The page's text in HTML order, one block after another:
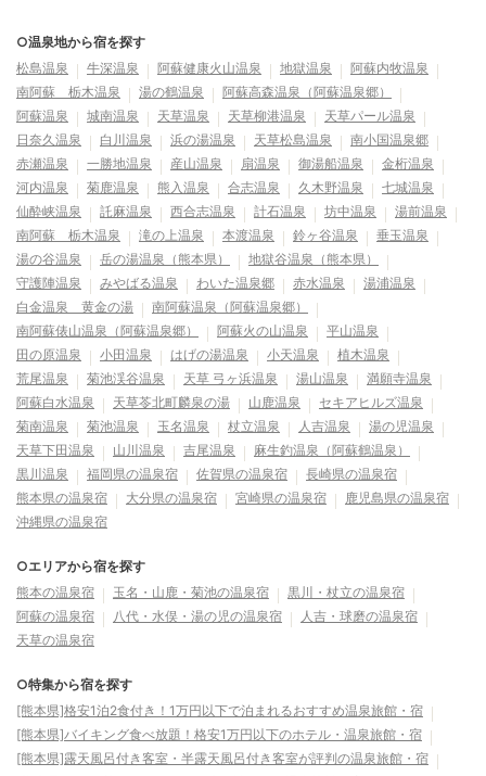
○温泉地から宿を探す
松島温泉
牛深温泉 阿蘇健康火山温泉 地獄温泉
阿蘇内牧温泉
南阿蘇 栃木温泉
湯の鶴温泉
阿蘇高森温泉（阿蘇温泉郷）
阿蘇温泉
城南温泉 天草温泉 天草柳港温泉
天草パール温泉
日奈久温泉
白川温泉 浜の湯温泉 天草松島温泉
南小国温泉郷
赤瀬温泉
一勝地温泉 産山温泉 扇温泉 御湯船温泉
金桁温泉
河内温泉
菊鹿温泉 熊入温泉 合志温泉 久木野温泉
七城温泉
仙酔峡温泉
託麻温泉 西合志温泉 計石温泉 坊中温泉
湯前温泉
南阿蘇 栃木温泉
滝の上温泉 本渡温泉 鈴ヶ谷温泉
垂玉温泉
湯の谷温泉
岳の湯温泉（熊本県）
地獄谷温泉（熊本県）
守護陣温泉
みやばる温泉 わいた温泉郷 赤水温泉
湯浦温泉
白金温泉 黄金の湯
南阿蘇温泉（阿蘇温泉郷）
南阿蘇俵山温泉（阿蘇温泉郷）
阿蘇火の山温泉
平山温泉
田の原温泉
小田温泉 はげの湯温泉 小天温泉
植木温泉
荒尾温泉
菊池渓谷温泉 天草 弓ヶ浜温泉 湯山温泉
満願寺温泉
阿蘇白水温泉
天草苓北町麟泉の湯 山鹿温泉
セキアヒルズ温泉
菊南温泉
菊池温泉 玉名温泉 杖立温泉 人吉温泉
湯の児温泉
天草下田温泉
山川温泉 吉尾温泉
麻生釣温泉（阿蘇鶴温泉）
黒川温泉
福岡県の温泉宿 佐賀県の温泉宿
長崎県の温泉宿
熊本県の温泉宿
大分県の温泉宿 宮崎県の温泉宿
鹿児島県の温泉宿
沖縄県の温泉宿
○エリアから宿を探す
熊本の温泉宿
玉名・山鹿・菊池の温泉宿
黒川・杖立の温泉宿
阿蘇の温泉宿
八代・水俣・湯の児の温泉宿
人吉・球磨の温泉宿
天草の温泉宿
○特集から宿を探す
[熊本県]格安1泊2食付き！1万円以下で泊まれるおすすめ温泉旅館・宿
[熊本県]バイキング食べ放題！格安1万円以下のホテル・温泉旅館・宿
[熊本県]露天風呂付き客室・半露天風呂付き客室が評判の温泉旅館・宿